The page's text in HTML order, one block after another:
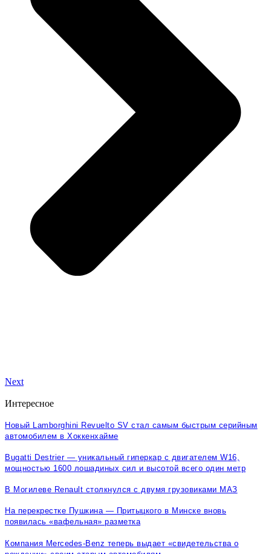
Next
Интересное
Новый Lamborghini Revuelto SV стал самым быстрым серийным
автомобилем в Хоккенхайме
Bugatti Destrier — уникальный гиперкар с двигателем W16,
мощностью 1600 лошадиных сил и высотой всего один метр
В Могилеве Renault столкнулся с двумя грузовиками МАЗ
На перекрестке Пушкина — Притыцкого в Минске вновь
появилась «вафельная» разметка
Компания Mercedes-Benz теперь выдает «свидетельства о